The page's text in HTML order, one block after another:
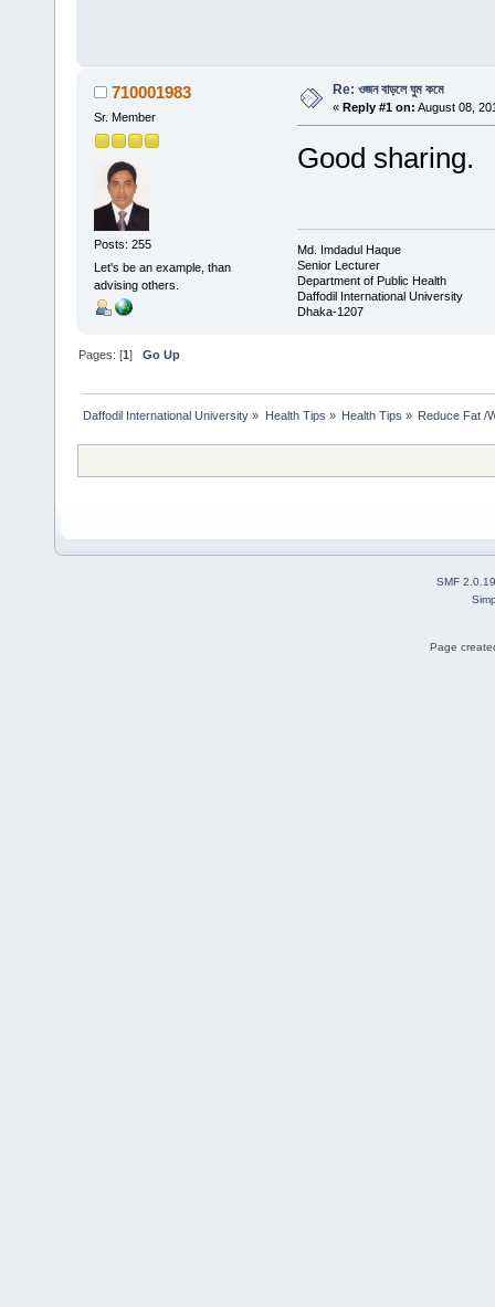
710001983
Sr. Member
Posts: 255
Let's be an example, than
advising others.
Re: ওজন বাড়লে ঘুম কমে
« Reply #1 on: August 08,
Good sharing.
Md. Imdadul Haque
Senior Lecturer
Department of Public Health
Daffodil International University
Dhaka-1207
Pages: [1]Go Up
Daffodil International University » Health Tips » Health Tips » Reduce Fat /
SMF 2.0.19
Page